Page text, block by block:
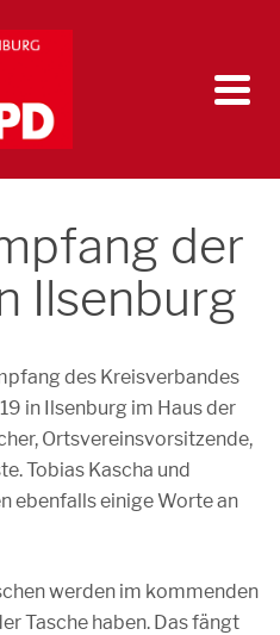
der
Ilsenburg
des Kreisverbandes
in Ilsenburg im Haus der
Ortsvereinsvorsitzende,
Tobias Kascha und
ebenfalls einige Worte an
werden im kommenden
Tasche haben. Das fängt